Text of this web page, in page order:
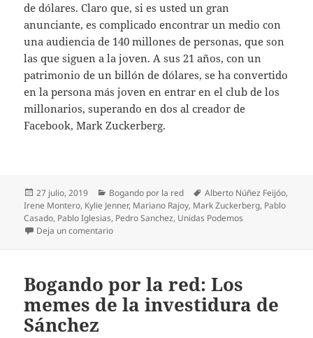
de dólares. Claro que, si es usted un gran
anunciante, es complicado encontrar un medio con
una audiencia de 140 millones de personas, que son
las que siguen a la joven. A sus 21 años, con un
patrimonio de un billón de dólares, se ha convertido
en la persona más joven en entrar en el club de los
millonarios, superando en dos al creador de
Facebook, Mark Zuckerberg.
Publicado
el
27 julio, 2019 Categorías
Bogando por la red Etiquetas
Alberto Núñez Feijóo,
Irene Montero, Kylie Jenner, Mariano Rajoy, Mark Zuckerberg, Pablo
Casado, Pablo Iglesias, Pedro Sanchez, Unidas Podemos
Deja un comentarioen Bogando por la red: La memoria es cruel con
Bogando por la red: Los
memes de la investidura de
Sánchez